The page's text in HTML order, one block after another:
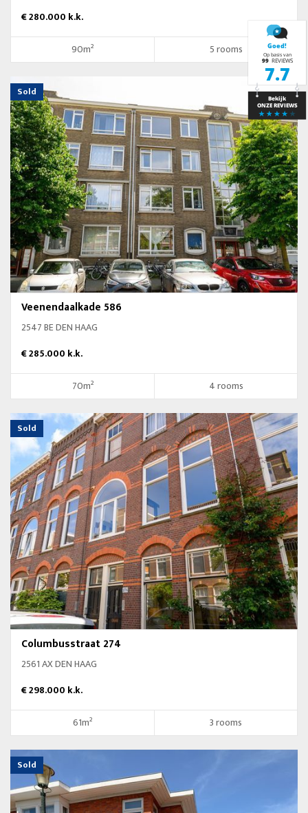
€ 280.000 k.k.
90m² 5 rooms
Sold
Veenendaalkade 586
2547 BE DEN HAAG
€ 285.000 k.k.
70m² 4 rooms
Sold
Columbusstraat 274
2561 AX DEN HAAG
€ 298.000 k.k.
61m² 3 rooms
Sold